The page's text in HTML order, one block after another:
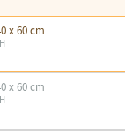
x 60 cm
x 60 cm